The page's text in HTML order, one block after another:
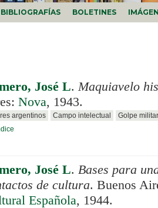
BIBLIOGRAFÍAS BOLETINES
José L.Maquiavelo
Nova, 1943.
argentinos Campo intelectual
Golpe
José L. Bases para
de cultura. Buenos
Española, 1944.